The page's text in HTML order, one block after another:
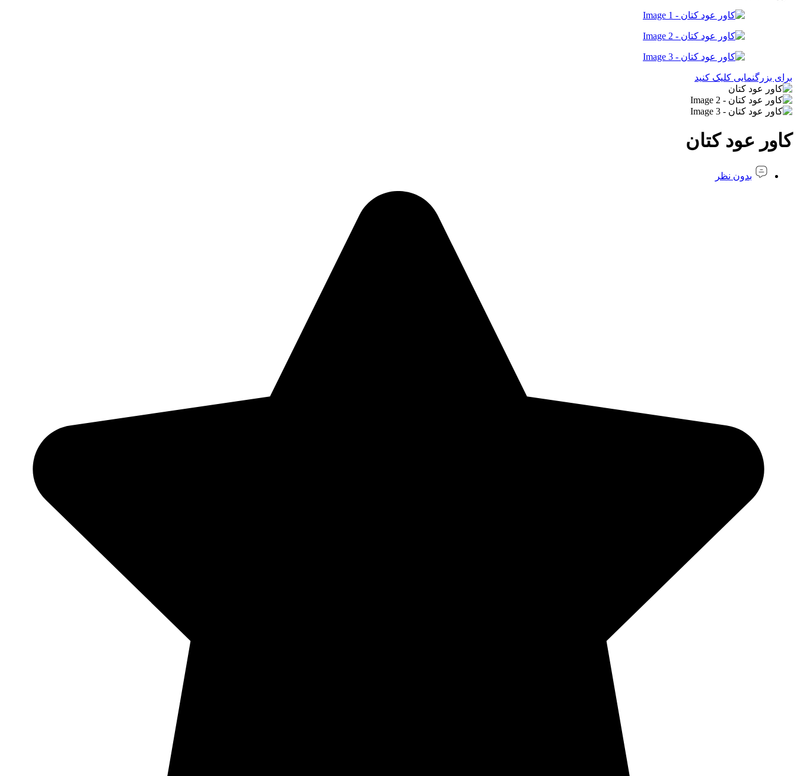
برای بزرگنمایی کلیک کنید
کاور عود کتان
بدون نظر